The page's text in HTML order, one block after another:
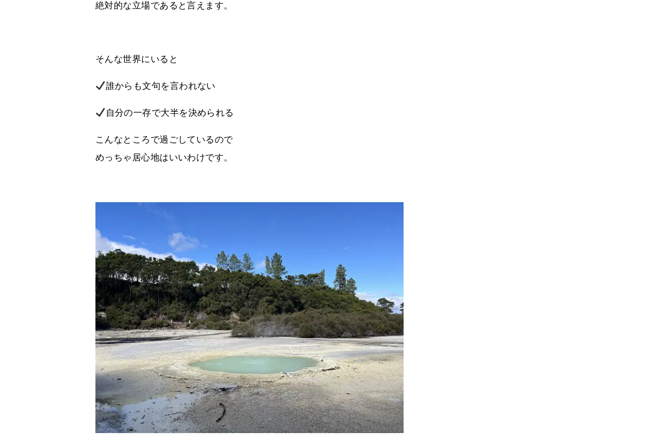
絶対的な立場であると言えます。
そんな世界にいると
誰からも文句を言われない
自分の一存で大半を決められる
こんなところで過ごしているので
めっちゃ居心地はいいわけです。